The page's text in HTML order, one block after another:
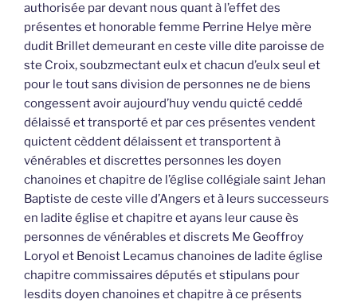
authorisée par devant nous quant à l’effet des
présentes et honorable femme Perrine Helye mère
dudit Brillet demeurant en ceste ville dite paroisse de
ste Croix, soubzmectant eulx et chacun d’eulx seul et
pour le tout sans division de personnes ne de biens
congessent avoir aujourd’huy vendu quicté ceddé
délaissé et transporté et par ces présentes vendent
quictent cèddent délaissent et transportent à
vénérables et discrettes personnes les doyen
chanoines et chapitre de l’église collégiale saint Jehan
Baptiste de ceste ville d’Angers et à leurs successeurs
en ladite église et chapitre et ayans leur cause ès
personnes de vénérables et discrets Me Geoffroy
Loryol et Benoist Lecamus chanoines de ladite église
chapitre commissaires députés et stipulans pour
lesdits doyen chanoines et chapitre à ce présents